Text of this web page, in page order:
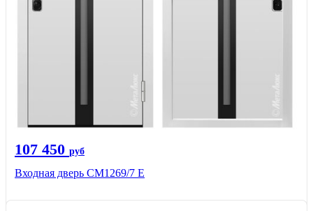
107 450 руб
Входная дверь CМ1269/7 Е